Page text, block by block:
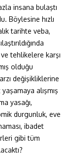
insana bulaştı
Böylesine hızlı
tarihte veba,
tehlikelere karşı
olduğu
değişikliklerine
alışmış
yasağı,
durgunluk, eve
ibadet
gibi tüm